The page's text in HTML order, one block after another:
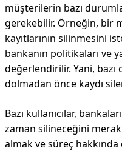
müşterilerin bazı
gerekebilir. Örneğin, bir
kayıtlarının silinmesini
bankanın politikaları ve
değerlendirilir. Yani,
dolmadan önce kaydı
Bazı kullanıcılar,
zaman silineceğini
almak ve süreç